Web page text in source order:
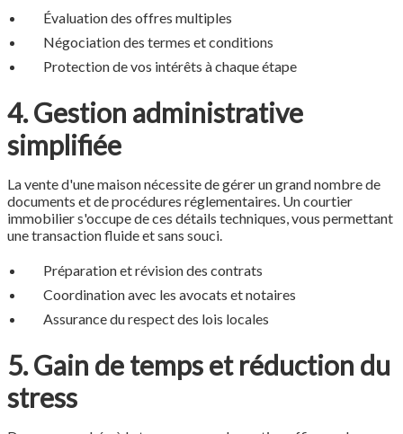
Évaluation des offres multiples
Négociation des termes et conditions
Protection de vos intérêts à chaque étape
4. Gestion administrative
simplifiée
La vente d'une maison nécessite de gérer un grand nombre de
documents et de procédures réglementaires. Un courtier
immobilier s'occupe de ces détails techniques, vous permettant
une transaction fluide et sans souci.
Préparation et révision des contrats
Coordination avec les avocats et notaires
Assurance du respect des lois locales
5. Gain de temps et réduction du
stress